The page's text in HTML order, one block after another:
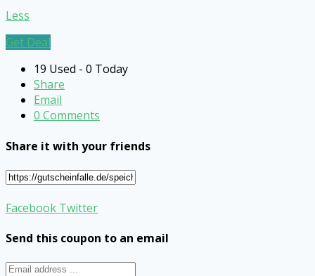
Less
Get Deal
19 Used - 0 Today
Share
Email
0 Comments
Share it with your friends
Facebook Twitter
Send this coupon to an email